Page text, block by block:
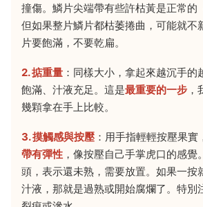
撞傷。鱗片尖端帶有些許枯黃是正常的
但如果整片鱗片都枯萎捲曲，可能就不
片要飽滿，不要乾扁。
2. 掂重量 ：同樣大小，拿起來越沉手的
飽滿、汁液充足。這是最重要的一步
幾顆拿在手上比較。
3. 摸觸感與按壓 ：用手指輕輕按壓果實
帶有彈性 ，像按壓自己手掌虎口的感覺
頭，表示還未熟，需要放置。如果一按
汁液，那就是過熟或開始腐爛了。特別